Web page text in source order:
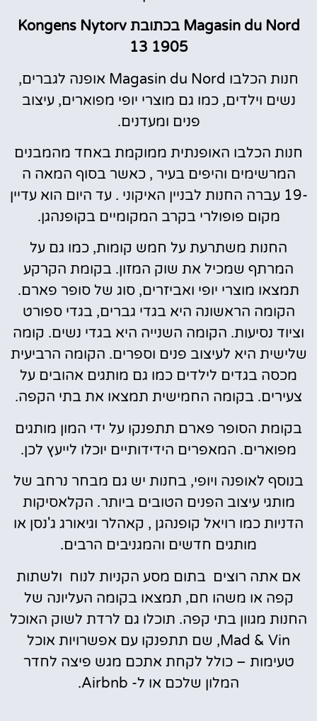
Magasin du Nord בכתובת Kongens Nytorv
13 1905
חנות הכלבו Magasin du Nord אופנה לגברים,
נשים וילדים, כמו גם מוצרי יופי מפוארים, עיצוב
פנים ומעדנים.
חנות הכלבו האופנתית ממוקמת באחד מהמבנים
המרשימים והיפים בעיר , כאשר בסוף המאה ה
-19 עברה החנות לבניין האיקוני . עד היום הוא עדיין
מקום פופולרי בקרב המקומיים בקופנהגן.
החנות משתרעת על חמש קומות, כמו גם על
המרתף שמכיל את שוק המזון. בקומת הקרקע
תמצאו מוצרי יופי ואביזרים, סוג של סופר פארם.
הקומה הראשונה היא בגדי גברים, בגדי ספורט
וציוד נסיעות. הקומה השנייה היא בגדי נשים. קומה
שלישית היא לעיצוב פנים וספרים. הקומה הרביעית
מכסה בגדים לילדים כמו גם מותגים אהובים על
צעירים. בקומה החמישית תמצאו את בתי הקפה.
בקומת הסופר פארם תתפנקו על ידי המון מותגים
מפוארים. המאפרים הידידותיים יוכלו לייעץ לכן.
בנוסף לאופנה ויופי, בחנות יש גם מבחר נרחב של
מותגי עיצוב הפנים הטובים ביותר. הקלאסיקות
הדניות כמו רויאל קופנהגן , קאהלר וגיאורג ג'נסן או
מותגים חדשים והמגניבים הרבים.
אם אתה רוצים בתום מסע הקניות לנוח ולשתות
קפה או משהו חם, תמצאו בקומה העליונה של
החנות מגוון בתי קפה. תוכלו גם לרדת לשוק האוכל
Mad & Vin, שם תתפנקו עם אפשרויות אוכל
טעימות – כולל לקחת אתכם מגש פיצה לחדר
המלון שלכם או ל- Airbnb.